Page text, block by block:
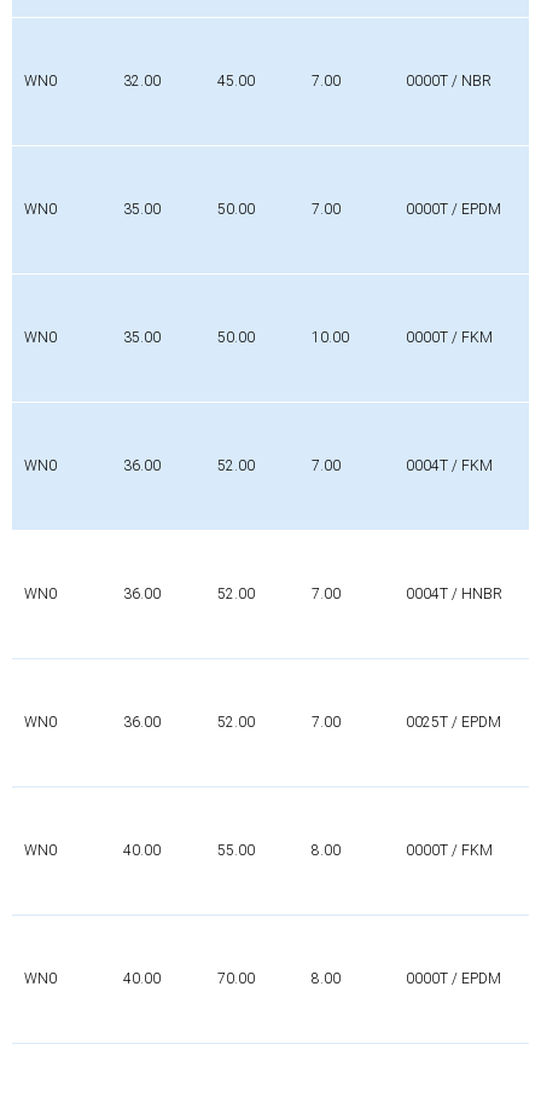
WN0 32.00 45.00 7.00 0000T / NBR
WN0 35.00 50.00 7.00 0000T / EPDM
WN0 35.00 50.00 10.00 0000T / FKM
WN0 36.00 52.00 7.00 0004T / FKM
WN0 36.00 52.00 7.00 0004T / HNBR
WN0 36.00 52.00 7.00 0025T / EPDM
WN0 40.00 55.00 8.00 0000T / FKM
WN0 40.00 70.00 8.00 0000T / EPDM